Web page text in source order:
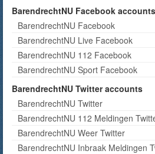
BarendrechtNU Facebook accounts
BarendrechtNU Facebook
BarendrechtNU Live Facebook
BarendrechtNU 112 Facebook
BarendrechtNU Sport Facebook
BarendrechtNU Twitter accounts
BarendrechtNU Twitter
BarendrechtNU 112 Meldingen
BarendrechtNU Weer Twitter
BarendrechtNU Inbraak Meldingen